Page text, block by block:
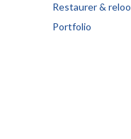
Restaurer &
Portfolio